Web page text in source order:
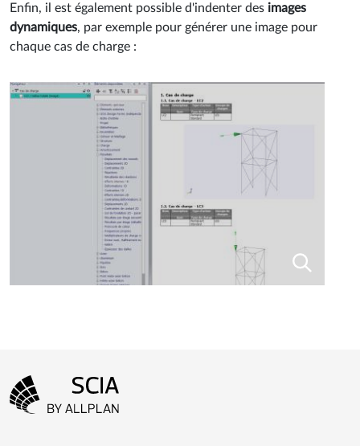
Enfin, il est également possible d'indenter des images
dynamiques, par exemple pour générer une image pour
chaque cas de charge :
Menu Pied de page